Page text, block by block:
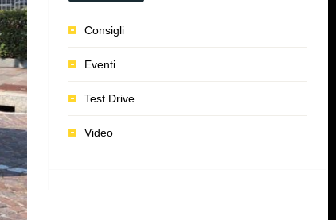
Consigli
Eventi
Test Drive
Video